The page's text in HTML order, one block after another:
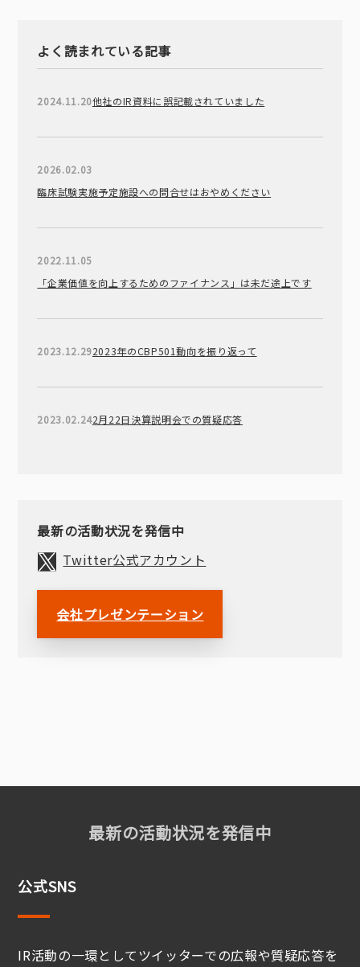
よく読まれている記事
2024.11.20他社のIR資料に誤記載されていました
2026.02.03
臨床試験実施予定施設への問合せはおやめください
2022.11.05
「企業価値を向上するためのファイナンス」は未だ途上です
2023.12.292023年のCBP501動向を振り返って
2023.02.242月22日決算説明会での質疑応答
最新の活動状況を発信中
Twitter公式アカウント
会社プレゼンテーション
最新の活動状況を発信中
公式SNS
IR活動の一環としてツイッターでの広報や質疑応答を